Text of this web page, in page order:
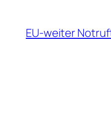
EU-weiter